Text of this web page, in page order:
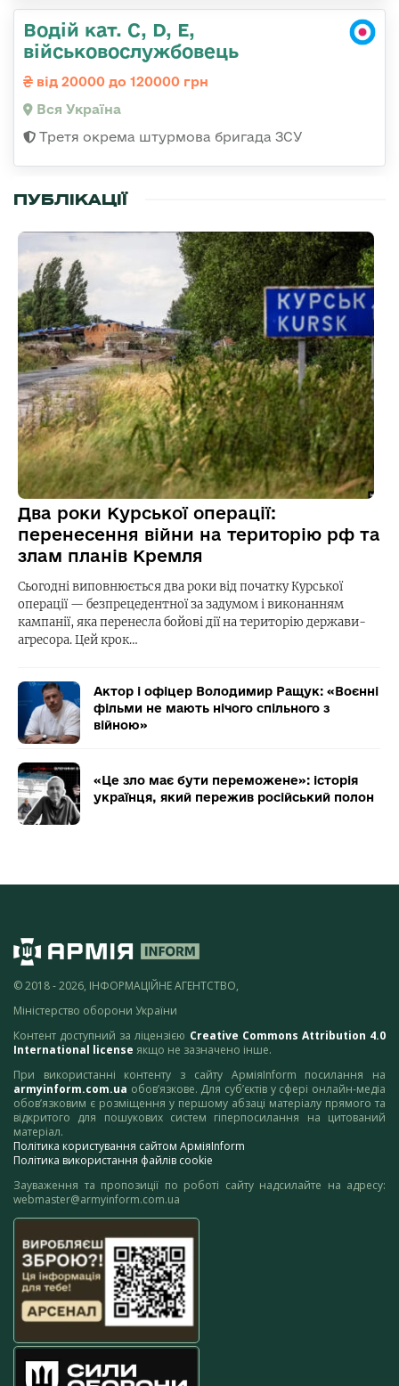
Водій кат. С, D, Е,
військовослужбовець
від 20000 до 120000 грн
Вся Україна
Третя окрема штурмова бригада ЗСУ
ПУБЛІКАЦІЇ
Два роки Курської операції:
перенесення війни на територію рф та
злам планів Кремля
Сьогодні виповнюється два роки від початку Курської
операції — безпрецедентної за задумом і виконанням
кампанії, яка перенесла бойові дії на територію держави-
агресора. Цей крок…
Актор і офіцер Володимир Ращук: «Воєнні
фільми не мають нічого спільного з
війною»
«Це зло має бути переможене»: історія
українця, який пережив російський полон
© 2018 - 2026, ІНФОРМАЦІЙНЕ АГЕНТСТВО,
Міністерство оборони України
Контент доступний за ліцензією Creative Commons Attribution 4.0
International license якщо не зазначено інше.
При використанні контенту з сайту АрміяInform посилання на
armyinform.com.ua обов’язкове. Для суб’єктів у сфері онлайн-медіа
обов’язковим є розміщення у першому абзаці матеріалу прямого та
відкритого для пошукових систем гіперпосилання на цитований
матеріал.
Політика користування сайтом АрміяInform
Політика використання файлів cookie
Зауваження та пропозиції по роботі сайту надсилайте на адресу:
webmaster@armyinform.com.ua